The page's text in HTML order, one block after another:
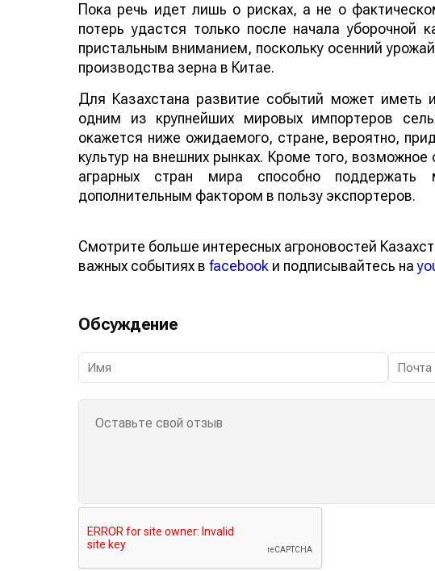
Пока речь идет лишь о рисках, а не о
потерь удастся только после начала уборочной
пристальным вниманием, поскольку осенний
производства зерна в Китае.
Для Казахстана развитие событий может иметь
одним из крупнейших мировых импортеров
окажется ниже ожидаемого, стране, вероятно,
культур на внешних рынках. Кроме того,
аграрных стран мира способно
дополнительным фактором в пользу экспортеров.
Смотрите больше интересных агроновостей
важных событиях в facebook и подписывайтесь на
Обсуждение